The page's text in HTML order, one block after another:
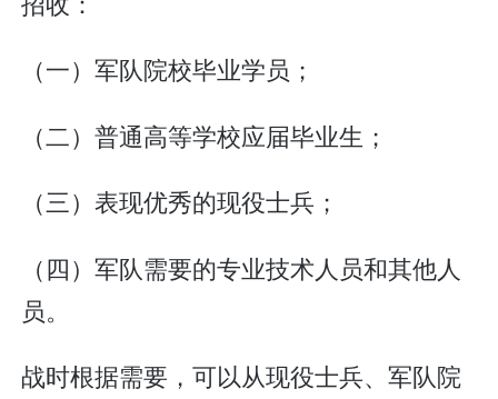
（一）军队院校毕业学员；
（二）普通高等学校应届毕业生；
（三）表现优秀的现役士兵；
（四）军队需要的专业技术人员和其他人
员。
战时根据需要，可以从现役士兵、军队院